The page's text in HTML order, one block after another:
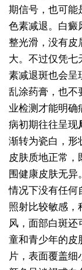
期信号，也可能
色素减退。白癜
整光滑，没有皮
大。不过仅凭七
素减退斑也会呈
乱涂药膏，也不
业检测才能明确
病初期往往呈现
渐转为瓷白，形
皮肤质地正常，
围健康皮肤无
情况下没有任何
照射比较敏感，
风，面部白斑还
童和青少年的皮
片，表面覆盖细